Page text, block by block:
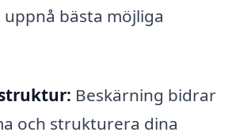
bästa möjliga
Beskärning bidrar
och strukturera dina